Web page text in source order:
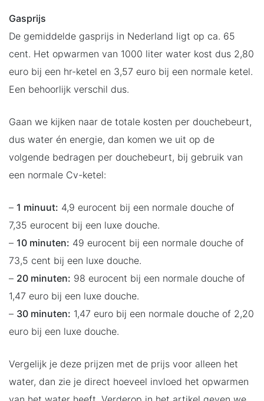
Gasprijs
De gemiddelde gasprijs in Nederland ligt op ca. 65
cent. Het opwarmen van 1000 liter water kost dus 2,80
euro bij een hr-ketel en 3,57 euro bij een normale ketel.
Een behoorlijk verschil dus.
Gaan we kijken naar de totale kosten per douchebeurt,
dus water én energie, dan komen we uit op de
volgende bedragen per douchebeurt, bij gebruik van
een normale Cv-ketel:
– 1 minuut: 4,9 eurocent bij een normale douche of
7,35 eurocent bij een luxe douche.
– 10 minuten: 49 eurocent bij een normale douche of
73,5 cent bij een luxe douche.
– 20 minuten: 98 eurocent bij een normale douche of
1,47 euro bij een luxe douche.
– 30 minuten: 1,47 euro bij een normale douche of 2,20
euro bij een luxe douche.
Vergelijk je deze prijzen met de prijs voor alleen het
water, dan zie je direct hoeveel invloed het opwarmen